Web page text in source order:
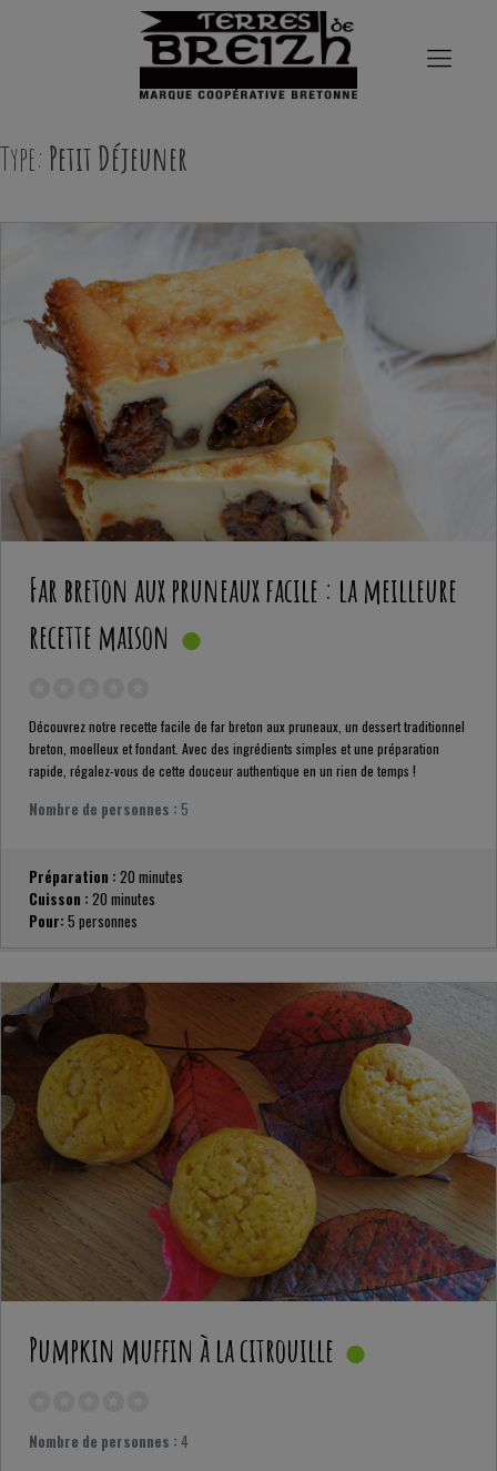
Type: Petit Déjeuner
Far breton aux pruneaux facile : la meilleure
recette maison
Découvrez notre recette facile de far breton aux pruneaux, un dessert traditionnel
breton, moelleux et fondant. Avec des ingrédients simples et une préparation
rapide, régalez-vous de cette douceur authentique en un rien de temps !
Nombre de personnes : 5
Préparation : 20 minutes
Cuisson : 20 minutes
Pour: 5 personnes
Pumpkin muffin à la citrouille
Nombre de personnes : 4